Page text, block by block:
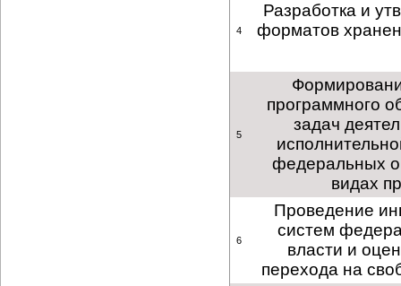
4
Разработка и
форматов
5
программного
задач
федеральных
видах
6
Проведение
систем
власти и
перехода на